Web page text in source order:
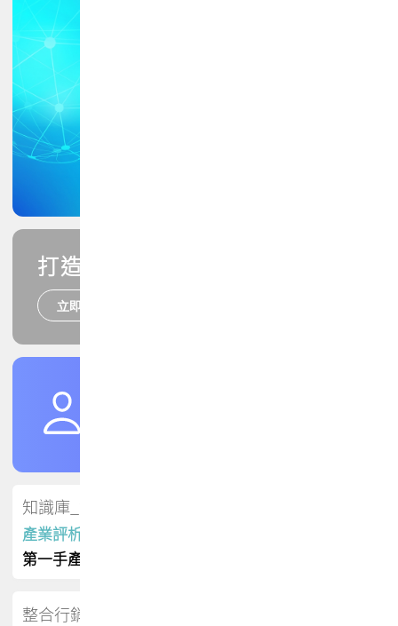
打造您的PCB專業技能
立即報名
知識庫_會員專屬
產業評析報告
第一手產業資訊
整合行銷